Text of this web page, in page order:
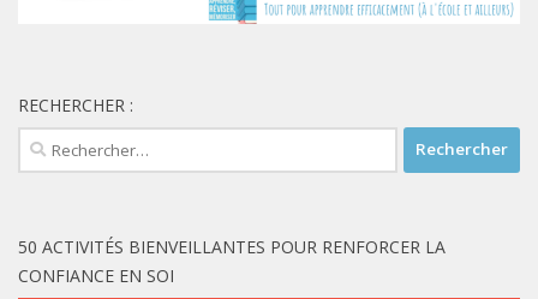
RECHERCHER :
Rechercher :
50 ACTIVITÉS BIENVEILLANTES POUR RENFORCER LA
CONFIANCE EN SOI